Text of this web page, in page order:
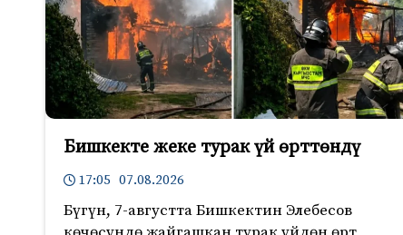
Бишкекте жеке турак үй өрттөндү
17:05 07.08.2026
Бүгүн, 7-августта Бишкектин Элебесов